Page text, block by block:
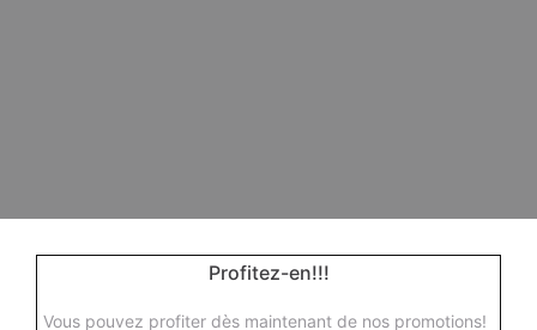
Profitez-en!!!
Vous pouvez profiter dès maintenant de nos promotions!